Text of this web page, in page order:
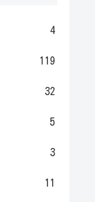
4
119
32
5
3
11